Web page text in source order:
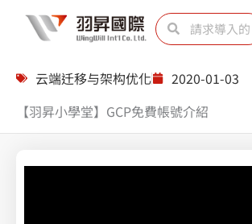
SearchSearch
云端迁移与架构优化
2020-01-03
【羽昇小學堂】GCP免費帳號介紹